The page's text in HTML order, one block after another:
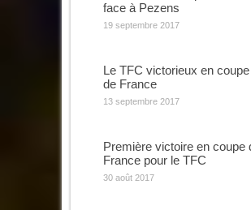
face à Pezens
19 septembre 2017
Le TFC victorieux en coupe
de France
13 septembre 2017
Première victoire en coupe
France pour le TFC
30 août 2017